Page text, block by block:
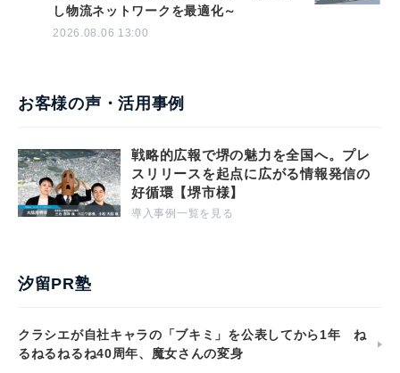
し物流ネットワークを最適化～
2026.08.06 13:00
お客様の声・活用事例
戦略的広報で堺の魅力を全国へ。プレ
スリリースを起点に広がる情報発信の
好循環【堺市様】
導入事例一覧を見る
汐留PR塾
クラシエが自社キャラの「ブキミ」を公表してから1年 ね
るねるねるね40周年、魔女さんの変身